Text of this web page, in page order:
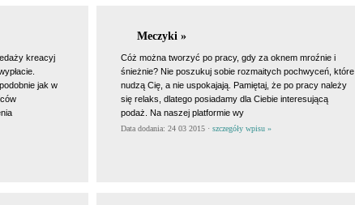
kreacyj
jak w
Meczyki »
Cóż można tworzyć po pracy, gdy za oknem mroźnie i
śnieżnie? Nie poszukuj sobie rozmaitych pochwyceń, które
nudzą Cię, a nie uspokajają. Pamiętaj, że po pracy należy
się relaks, dlatego posiadamy dla Ciebie interesującą
podaż. Na naszej platformie wy
Data dodania: 24 03 2015 · szczegóły wpisu »